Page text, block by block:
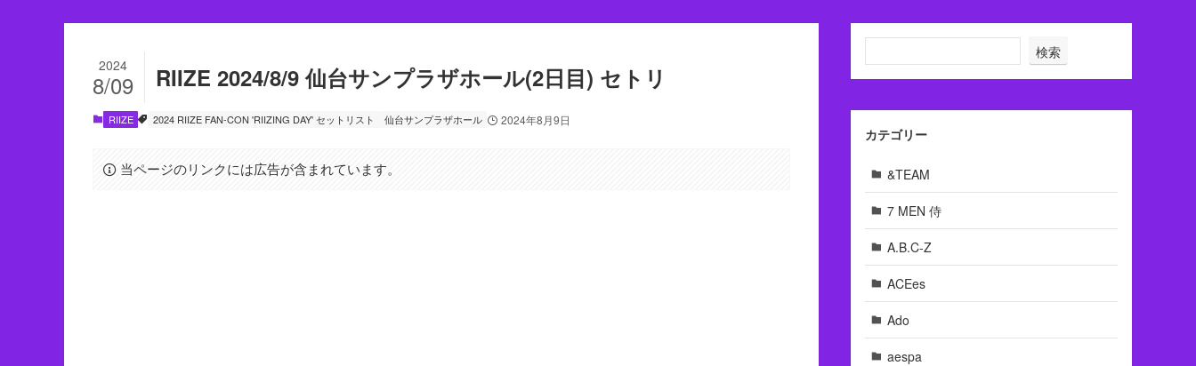
RIIZE 2024/8/9 仙台サンプラザホール(2日目) セトリ
2024
8/09
RIIZE 2024 RIIZE FAN-CON 'RIIZING DAY' セットリスト 仙台サンプラザホール 2024年8月9日
当ページのリンクには広告が含まれています。
検索
カテゴリー
&TEAM
7 MEN 侍
A.B.C-Z
ACEes
Ado
aespa